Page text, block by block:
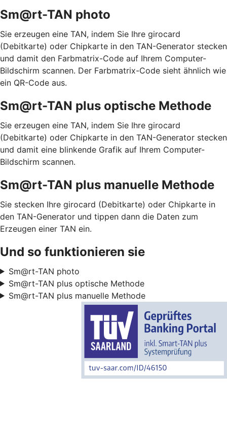
Sm@rt-TAN photo
Sie erzeugen eine TAN, indem Sie Ihre girocard
(Debitkarte) oder Chipkarte in den TAN-Generator stecken
und damit den Farbmatrix-Code auf Ihrem Computer-
Bildschirm scannen. Der Farbmatrix-Code sieht ähnlich wie
ein QR-Code aus.
Sm@rt-TAN plus optische Methode
Sie erzeugen eine TAN, indem Sie Ihre girocard
(Debitkarte) oder Chipkarte in den TAN-Generator stecken
und damit eine blinkende Grafik auf Ihrem Computer-
Bildschirm scannen.
Sm@rt-TAN plus manuelle Methode
Sie stecken Ihre girocard (Debitkarte) oder Chipkarte in
den TAN-Generator und tippen dann die Daten zum
Erzeugen einer TAN ein.
Und so funktionieren sie
Sm@rt-TAN photo
Sm@rt-TAN plus optische Methode
Sm@rt-TAN plus manuelle Methode